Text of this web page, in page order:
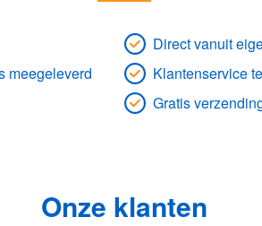
Direct vanuit
meegeleverd
Klantenservice
Gratis
Onze klanten